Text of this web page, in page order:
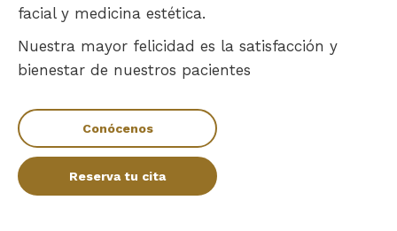
facial y medicina estética.
Nuestra mayor felicidad es la satisfacción y
bienestar de nuestros pacientes
Conócenos
Reserva tu cita